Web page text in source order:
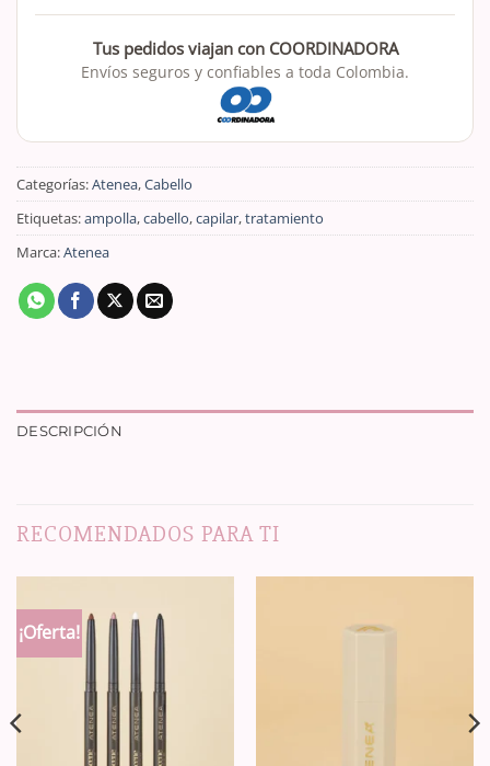
Tus pedidos viajan con COORDINADORA
Envíos seguros y confiables a toda Colombia.
Categorías:Atenea,Cabello
Etiquetas:ampolla,cabello,capilar,tratamiento
Marca:Atenea
DESCRIPCIÓN
RECOMENDADOS PARA TI
¡Oferta!